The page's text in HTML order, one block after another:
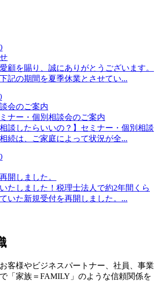
顧を賜り、誠にありがとうございます。
記の期間を夏季休業とさせてい...
会のご案内
ナー・個別相談会のご案内
談したらいいの？】セミナー・個別相談
続は、ご家庭によって状況が全...
開しました。
たしました！税理士法人で約2年間くら
いた新規受付を再開しました。...
客様やビジネスパートナー、社員、事業
「家族＝FAMILY」のような信頼関係を